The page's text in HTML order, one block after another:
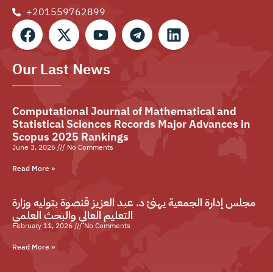
+201559762899⁩
Our Last News
Computational Journal of Mathematical and
Statistical Sciences Records Major Advances in
Scopus 2025 Rankings
June 3, 2026
No Comments
Read More »
مجلس إدارة الجمعية يهنئ د. عبد العزيز قنصوة بتوليه وزارة
التعليم العالي والبحث العلمي
February 11, 2026
No Comments
Read More »